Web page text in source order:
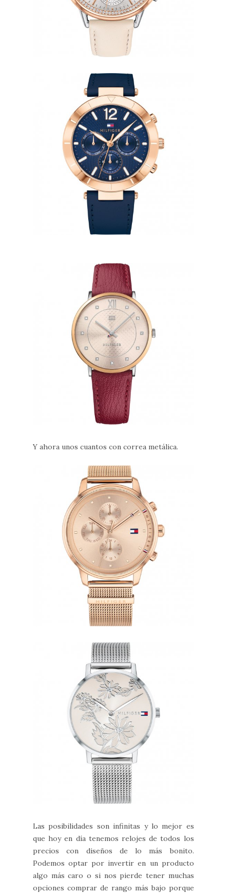
Y ahora unos cuantos con correa metálica.
Las posibilidades son infinitas y lo mejor es
que hoy en día tenemos relojes de todos los
precios con diseños de lo más bonito.
Podemos optar por invertir en un producto
algo más caro o si nos pierde tener muchas
opciones comprar de rango más bajo porque